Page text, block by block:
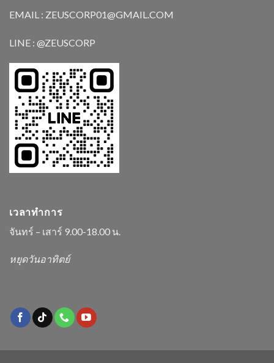
EMAIL : ZEUSCORP01@GMAIL.COM
LINE : @ZEUSCORP
เวลาทำการ
จันทร์ – เสาร์ 9.00-18.00 น.
หยุดวันอาทิตย์